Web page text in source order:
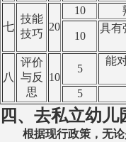
七
技能
技巧
20
10
10
具有
八
评价
与反
思
10
5
能
5
四、去私立幼儿
根据现行政策，无